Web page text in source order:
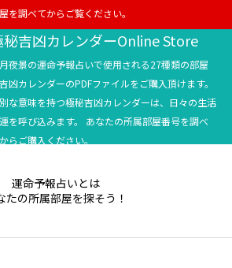
輪
を調べてからご覧ください。
秘吉凶カレンダーOnline Store
夜景の運命予報占いで使用される27種類の部屋
凶カレンダーのPDFファイルをご購入頂けます。
な意味を持つ極秘吉凶カレンダーは、日々の生活
を呼び込みます。 あなたの所属部屋番号を調べ
らご購入ください。
運命予報占いとは
たの所属部屋を探そう！